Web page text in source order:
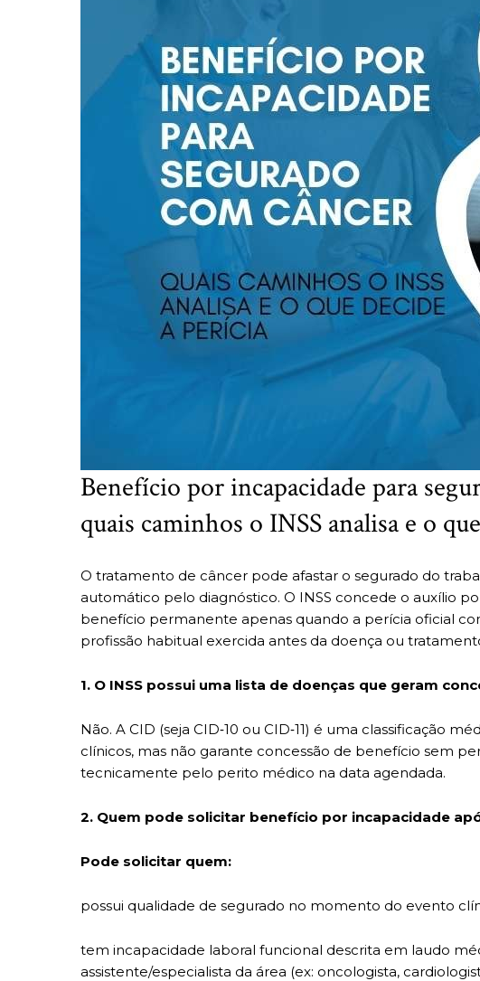
Benefício por incapacidade para
quais caminhos o INSS analisa e o
O tratamento de câncer pode afastar o segurado do
automático pelo diagnóstico. O INSS concede o auxílio
benefício permanente apenas quando a perícia oficial
profissão habitual exercida antes da doença ou
1. O INSS possui uma lista de doenças que geram
Não. A CID (seja CID‑10 ou CID‑11) é uma classificação
clínicos, mas não garante concessão de benefício sem
tecnicamente pelo perito médico na data agendada.
2. Quem pode solicitar benefício por incapacidade
Pode solicitar quem:
possui qualidade de segurado no momento do evento
tem incapacidade laboral funcional descrita em laudo
assistente/especialista da área (ex: oncologista,